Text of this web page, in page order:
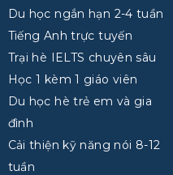
Du học ngắn hạn 2-4 tuần
Tiếng Anh trực tuyến
Trại hè IELTS chuyên sâu
Học 1 kèm 1 giáo viên
Du học hè trẻ em và gia
đình
Cải thiện kỹ năng nói 8-12
tuần